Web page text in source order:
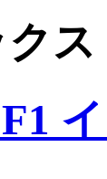
ス
F1